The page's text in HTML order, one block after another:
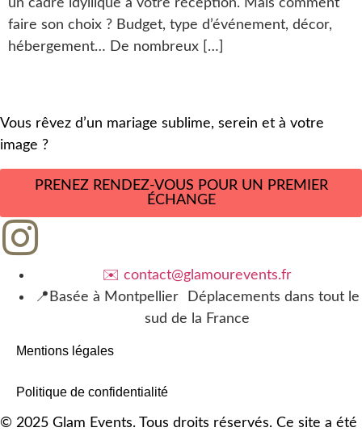
un cadre idyllique à votre réception. Mais comment
faire son choix ? Budget, type d’événement, décor,
hébergement… De nombreux […]
Vous rêvez d’un mariage sublime, serein et à votre
image ?
PRENEZ RENDEZ-VOUS POUR UN PREMIER
ÉCHANGE
✉️ contact@glamourevents.fr
📍Basée à Montpellier Déplacements dans tout le
sud de la France
Mentions légales
Politique de confidentialité
© 2025 Glam Events. Tous droits réservés. Ce site a été